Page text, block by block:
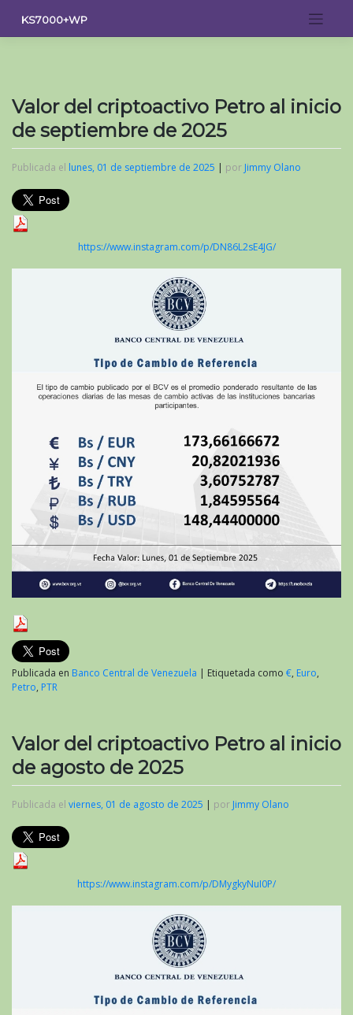
contenido
KS7000+WP
Valor del criptoactivo Petro al inicio
de septiembre de 2025
Publicada el lunes, 01 de septiembre de 2025 | por Jimmy Olano
https://www.instagram.com/p/DN86L2sE4JG/
Publicada en Banco Central de Venezuela | Etiquetada como €, Euro,
Petro, PTR
Valor del criptoactivo Petro al inicio
de agosto de 2025
Publicada el viernes, 01 de agosto de 2025 | por Jimmy Olano
https://www.instagram.com/p/DMygkyNuI0P/